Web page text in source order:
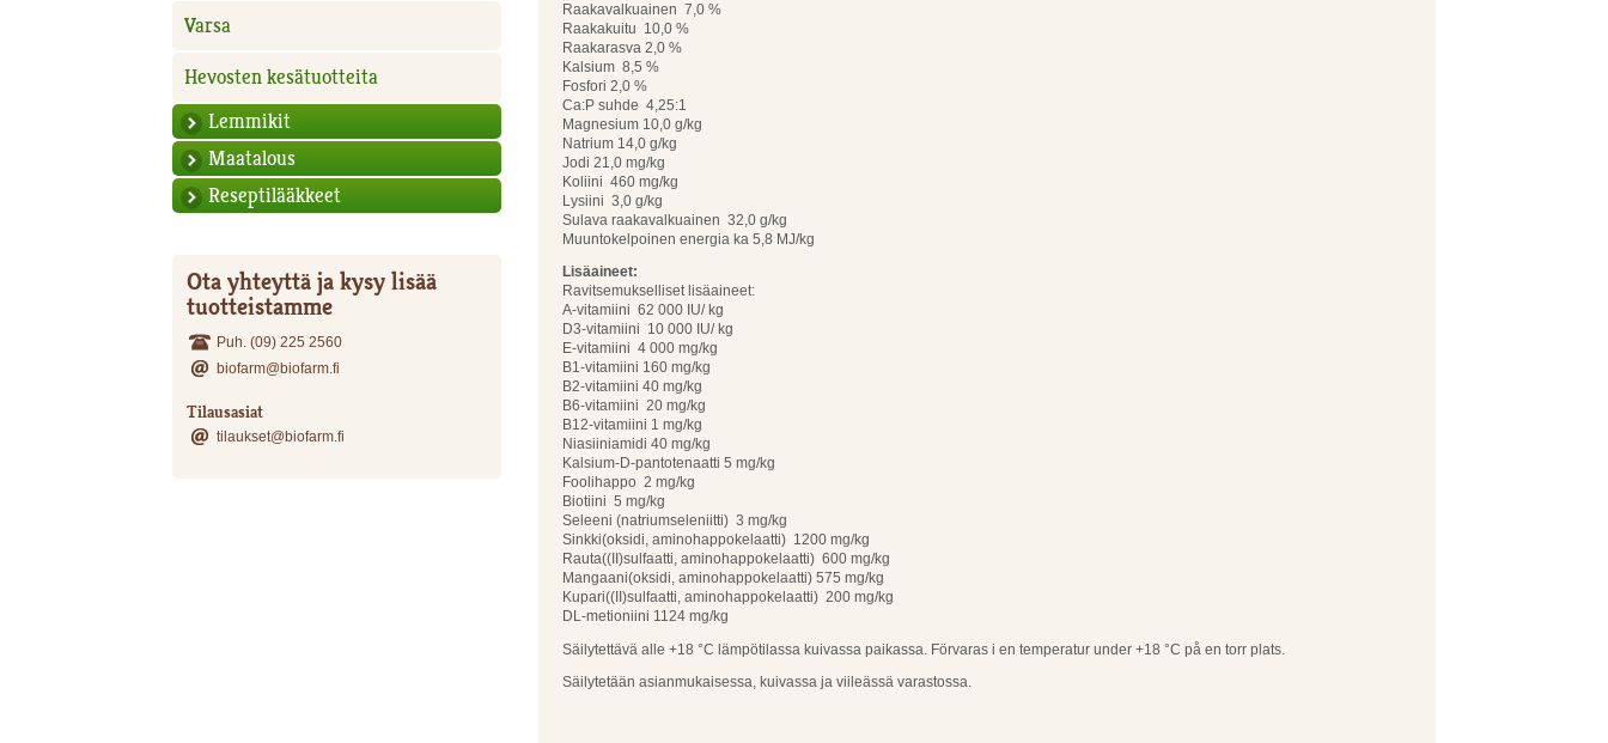
Varsa
Hevosten kesätuotteita
Lemmikit
Maatalous
Reseptilääkkeet
Raakavalkuainen 7,0 %
Raakakuitu 10,0 %
Raakarasva 2,0 %
Kalsium 8,5 %
Fosfori 2,0 %
Ca:P suhde 4,25:1
Magnesium 10,0 g/kg
Natrium 14,0 g/kg
Jodi 21,0 mg/kg
Koliini 460 mg/kg
Lysiini 3,0 g/kg
Sulava raakavalkuainen 32,0 g/kg
Muuntokelpoinen energia ka 5,8 MJ/kg
Lisäaineet:
Ravitsemukselliset lisäaineet:
A-vitamiini 62 000 IU/ kg
D3-vitamiini 10 000 IU/ kg
E-vitamiini 4 000 mg/kg
B1-vitamiini 160 mg/kg
B2-vitamiini 40 mg/kg
B6-vitamiini 20 mg/kg
B12-vitamiini 1 mg/kg
Niasiiniamidi 40 mg/kg
Kalsium-D-pantotenaatti 5 mg/kg
Foolihappo 2 mg/kg
Biotiini 5 mg/kg
Seleeni (natriumseleniitti) 3 mg/kg
Sinkki(oksidi, aminohappokelaatti) 1200 mg/kg
Rauta((II)sulfaatti, aminohappokelaatti) 600 mg/kg
Mangaani(oksidi, aminohappokelaatti) 575 mg/kg
Kupari((II)sulfaatti, aminohappokelaatti) 200 mg/kg
DL-metioniini 1124 mg/kg
Säilytettävä alle +18 °C lämpötilassa kuivassa paikassa. Förvaras i en temperatur under +18 °C på en torr plats.
Säilytetään asianmukaisessa, kuivassa ja viileässä varastossa.
Ota yhteyttä ja kysy lisää
tuotteistamme
Puh. (09) 225 2560
biofarm@biofarm.fi
Tilausasiat
tilaukset@biofarm.fi